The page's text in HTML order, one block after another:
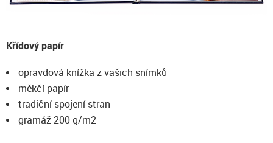
Křídový papír
opravdová knížka z vašich snímků
měkčí papír
tradiční spojení stran
gramáž 200 g/m2